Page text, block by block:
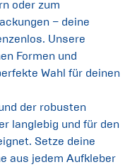
oder zum
– deine
Unsere
Formen und
Wahl für deinen
der robusten
langlebig und für den
Setze deine
aus jedem Aufkleber